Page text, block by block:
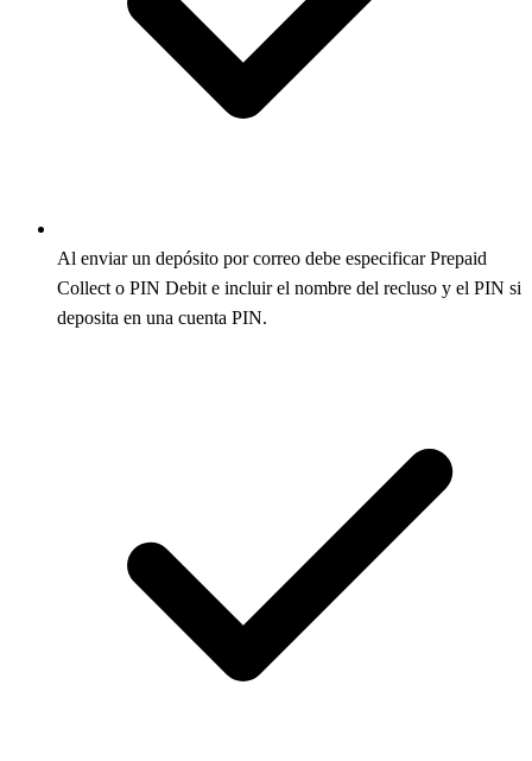
Al enviar un depósito por correo debe especificar Prepaid
Collect o PIN Debit e incluir el nombre del recluso y el PIN si
deposita en una cuenta PIN.